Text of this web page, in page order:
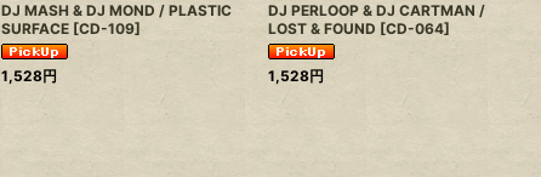
DJ MASH & DJ MOND / PLASTIC
SURFACE [CD-109]
1,528円
DJ PERLOOP & DJ CARTMAN /
LOST & FOUND [CD-064]
1,528円